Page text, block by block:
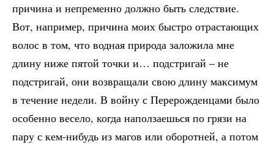
причина и непременно должно быть следствие.
Вот, например, причина моих быстро отрастающих
волос в том, что водная природа заложила мне
длину ниже пятой точки и… подстригай – не
подстригай, они возвращали свою длину максимум
в течение недели. В войну с Перерожденцами было
особенно весело, когда наползаешься по грязи на
пару с кем-нибудь из магов или оборотней, а потом